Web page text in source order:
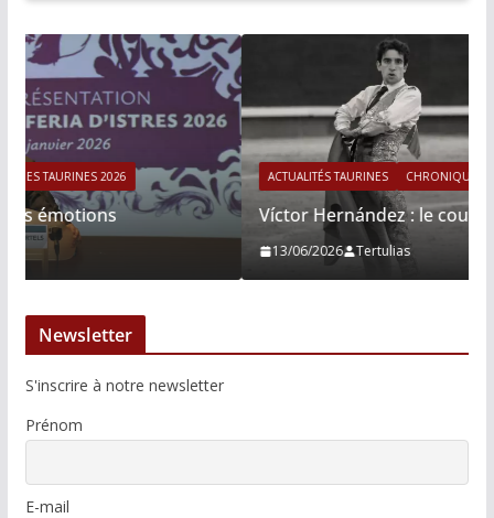
ACTUALITÉS TAURINES CHRONIQUES TAURINES 2026
Víctor Hernández : le courage immobile
13/06/2026
Newsletter
S'inscrire à notre newsletter
Prénom
E-mail